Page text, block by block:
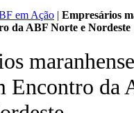
em Ação | Empresários
da ABF Norte e Nordeste
Encontro da